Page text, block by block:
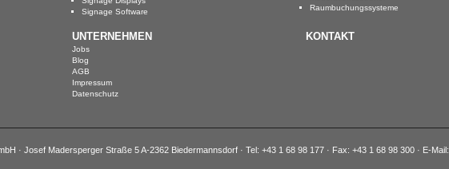
Signage Software
Raumbuchungssysteme
UNTERNEHMEN
Jobs
Blog
AGB
Impressum
Datenschutz
KONTAKT
· Josef Madersperger Straße 5 A-2362 Biedermannsdorf · Tel: +43 1 68 98 177 · Fax: +43 1 68 98 300 · E-Mail: